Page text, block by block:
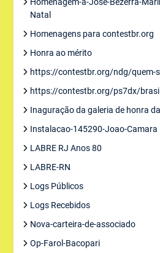
Natal
Homenagens para contestbr.org
Honra ao mérito
https://contestbr.org/ndg/quem-
https://contestbr.org/ps7dx/
Inaguração da galeria de honra
Instalacao-145290-Joao-Camara
LABRE RJ Anos 80
LABRE-RN
Logs Públicos
Logs Recebidos
Nova-carteira-de-associado
Op-Farol-Bacopari